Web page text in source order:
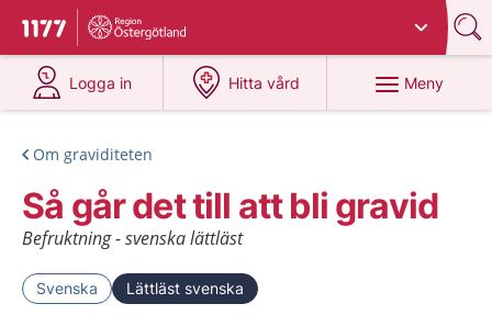
Till startsidan för 1177
Du har valt region
Logga in
på 1177.se
Hitta vård
på 1177.se
Meny
Om graviditeten
Så går det till att bli gravid
Befruktning - svenska lättläst
Svenska Lättläst svenska